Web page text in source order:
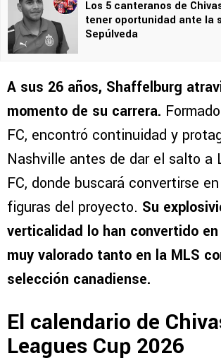
Los 5 canteranos de
tener oportunidad ante la
Sepúlveda
A sus 26 años, Shaffelburg
momento de su carrera.
FC, encontró continuidad y
Nashville antes de dar el salto a
FC, donde buscará convertirse
figuras del proyecto. Su
verticalidad lo han convertido
muy valorado tanto en la MLS
selección canadiense.
El calendario de
Leagues Cup 2026